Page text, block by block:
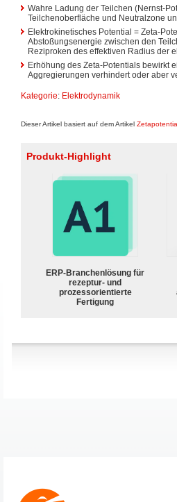
Wahre Ladung der Teilchen (Nernst-
Teilchenoberfläche und Neutralzone
Elektrokinetisches Potential = Zeta-
Abstoßungsenergie zwischen den
Reziproken des effektiven Radius der
Erhöhung des Zeta-Potentials bewirkt
Aggregierungen verhindert oder aber
Kategorie: Elektrodynamik
Dieser Artikel basiert auf dem Artikel
Produkt-Highlight
ERP-Branchenlösung für
rezeptur- und
prozessorientierte
Fertigung